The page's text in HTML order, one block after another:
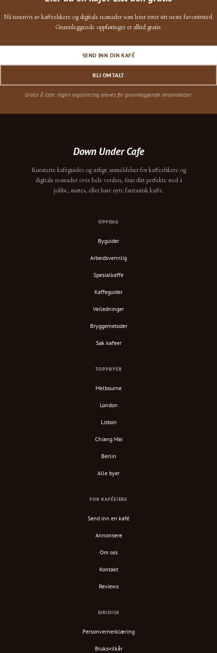
Nå tusenvis av kaffeelskere og digitale nomader som leter etter sitt neste favorittsted.
Grunnleggende oppføringer er alltid gratis.
SEND INN DIN KAFÉ
BLI OMTALT
Gratis å liste. Ingen registrering kreves for grunnleggende innsendelser.
Down Under Cafe
Kuraterte kaféguides og ærlige anmeldelser for kaffeelskere og
digitale nomader over hele verden, finn ditt perfekte sted å
jobbe, møtes, eller bare nyte fantastisk kaffe.
OPPDAG
Byguider
Arbeidsvennlig
Spesialkaffe
Kaffeguider
Veiledninger
Bryggemetoder
Søk kafeer
TOPPBYER
Melbourne
London
Lisbon
Chiang Mai
Berlin
Alle byer
FOR KAFÉEIERE
Send inn en kafé
Annonsere
Om oss
Kontakt
Reviews
JURIDISK
Personvernerklæring
Bruksvilkår